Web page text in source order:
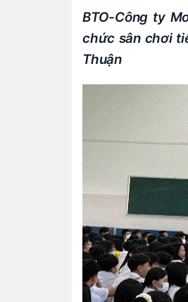
BTO-Công ty
chức sân chơi
Thuận